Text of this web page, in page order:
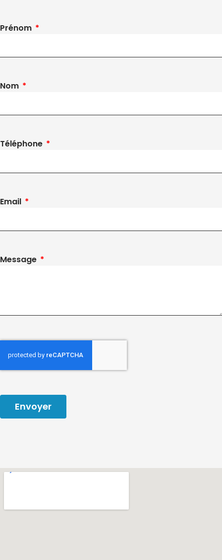
Prénom
Nom
Téléphone
Email
Message
Envoyer